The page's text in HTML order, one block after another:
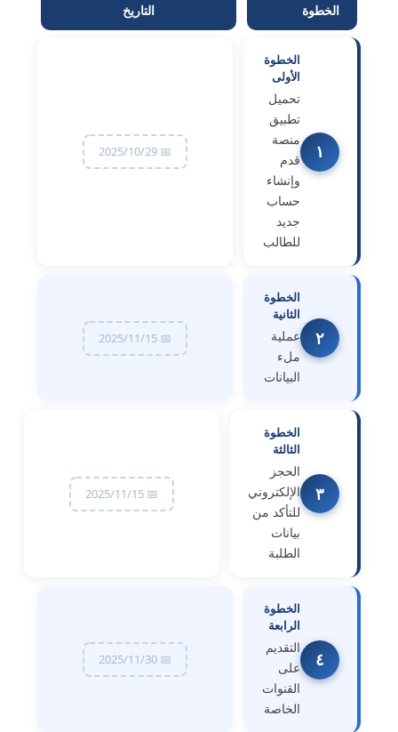
الخطوة التاريخ
١
الخطوة
الأولى
تحميل
تطبيق
منصة
قدم
وإنشاء
حساب
جديد
للطالب
📅 2025/10/29
٢
الخطوة
الثانية
عملية
ملء
البيانات
📅 2025/11/15
٣
الخطوة
الثالثة
الحجز
الإلكتروني
للتأكد من
بيانات
الطلبة
📅 2025/11/15
٤
الخطوة
الرابعة
التقديم
على
القنوات
الخاصة
📅 2025/11/30